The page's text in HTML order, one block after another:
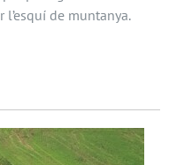
de muntanya.